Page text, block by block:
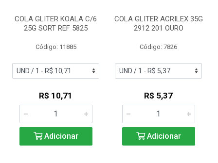
COLA GLITER KOALA C/6
25G SORT REF 5825
Código: 11885
R$ 10,71
Adicionar
COLA GLITER ACRILEX 35G
2912 201 OURO
Código: 7826
R$ 5,37
Adicionar